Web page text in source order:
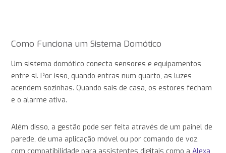
Como Funciona um Sistema Domótico
Um sistema domótico conecta sensores e equipamentos
entre si. Por isso, quando entras num quarto, as luzes
acendem sozinhas. Quando sais de casa, os estores fecham
e o alarme ativa.
Além disso, a gestão pode ser feita através de um painel de
parede, de uma aplicação móvel ou por comando de voz,